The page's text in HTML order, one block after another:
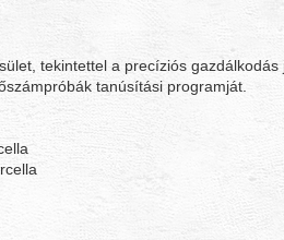
tekintettel a precíziós
tanúsítási programját.